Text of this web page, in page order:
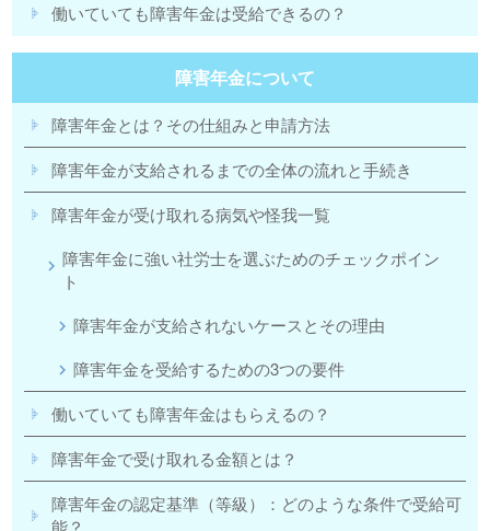
働いていても障害年金は受給できるの？
障害年金について
障害年金とは？その仕組みと申請方法
障害年金が支給されるまでの全体の流れと手続き
障害年金が受け取れる病気や怪我一覧
障害年金に強い社労士を選ぶためのチェックポイン
ト
障害年金が支給されないケースとその理由
障害年金を受給するための3つの要件
働いていても障害年金はもらえるの？
障害年金で受け取れる金額とは？
障害年金の認定基準（等級）：どのような条件で受給可